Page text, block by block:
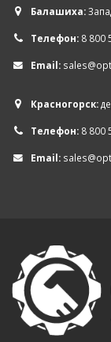
Балашиха:
Телефон: 8 800
Email:
Красногорск:
Телефон: 8 800
Email: